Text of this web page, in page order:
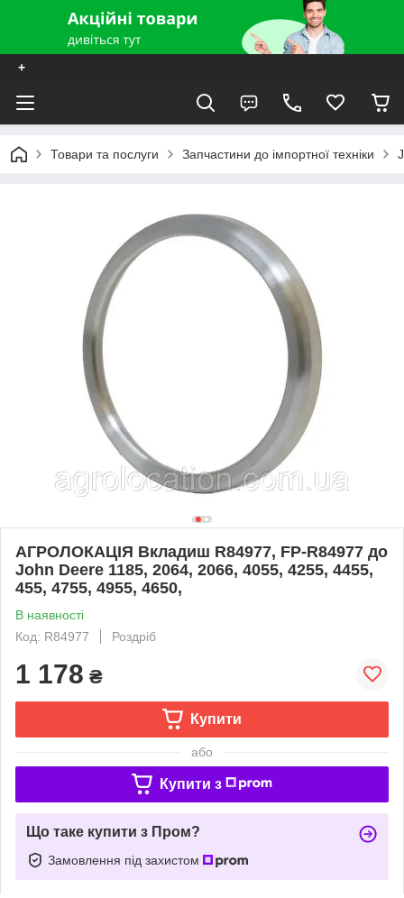
+
Товари та послуги Запчастини до імпортної техніки
АГРОЛОКАЦІЯ Вкладиш R84977, FP-R84977 до
John Deere 1185, 2064, 2066, 4055, 4255, 4455,
455, 4755, 4955, 4650,
В наявності
Код: R84977
Роздріб
1 178 ₴
Купити
або
Купити з
Що таке купити з Пром?
Замовлення під захистом